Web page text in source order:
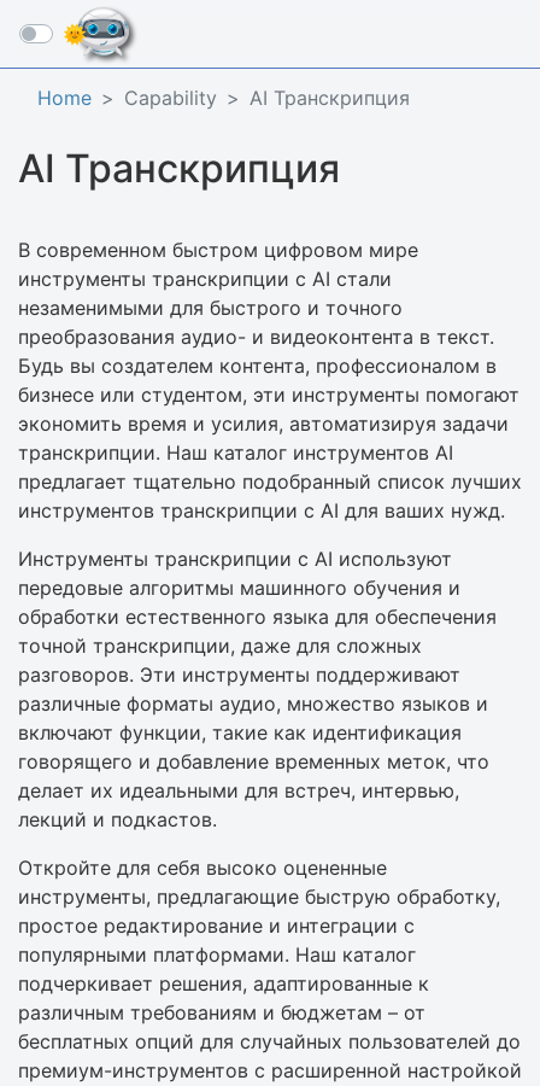
☰
Home Capability AI Транскрипция
AI Транскрипция
В современном быстром цифровом мире
инструменты транскрипции с AI стали
незаменимыми для быстрого и точного
преобразования аудио- и видеоконтента в текст.
Будь вы создателем контента, профессионалом в
бизнесе или студентом, эти инструменты помогают
экономить время и усилия, автоматизируя задачи
транскрипции. Наш каталог инструментов AI
предлагает тщательно подобранный список лучших
инструментов транскрипции с AI для ваших нужд.
Инструменты транскрипции с AI используют
передовые алгоритмы машинного обучения и
обработки естественного языка для обеспечения
точной транскрипции, даже для сложных
разговоров. Эти инструменты поддерживают
различные форматы аудио, множество языков и
включают функции, такие как идентификация
говорящего и добавление временных меток, что
делает их идеальными для встреч, интервью,
лекций и подкастов.
Откройте для себя высоко оцененные
инструменты, предлагающие быструю обработку,
простое редактирование и интеграции с
популярными платформами. Наш каталог
подчеркивает решения, адаптированные к
различным требованиям и бюджетам – от
бесплатных опций для случайных пользователей до
премиум-инструментов с расширенной настройкой